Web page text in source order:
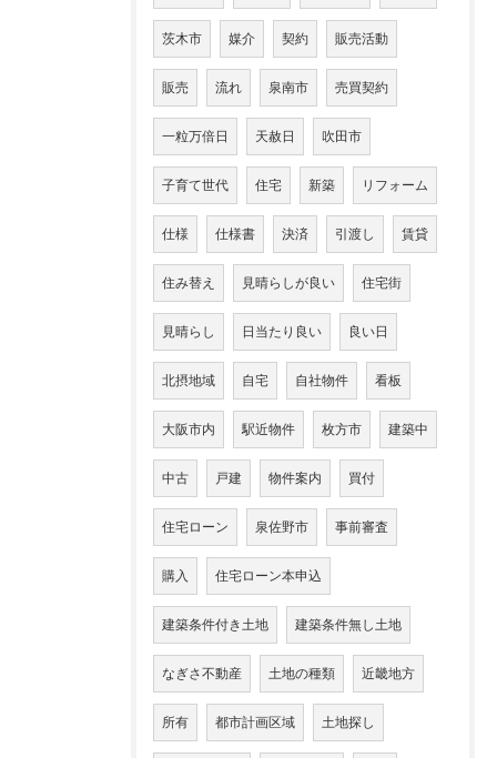
茨木市 媒介 契約 販売活動
販売 流れ 泉南市 売買契約
一粒万倍日 天赦日 吹田市
子育て世代 住宅 新築 リフォーム
仕様 仕様書 決済 引渡し 賃貸
住み替え 見晴らしが良い 住宅街
見晴らし 日当たり良い 良い日
北摂地域 自宅 自社物件 看板
大阪市内 駅近物件 枚方市 建築中
中古 戸建 物件案内 買付
住宅ローン 泉佐野市 事前審査
購入 住宅ローン本申込
建築条件付き土地 建築条件無し土地
なぎさ不動産 土地の種類 近畿地方
所有 都市計画区域 土地探し